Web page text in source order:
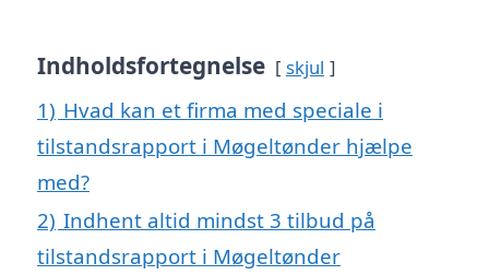
Indholdsfortegnelse skjul
1) Hvad kan et firma med speciale i
tilstandsrapport i Møgeltønder hjælpe
med?
2) Indhent altid mindst 3 tilbud på
tilstandsrapport i Møgeltønder